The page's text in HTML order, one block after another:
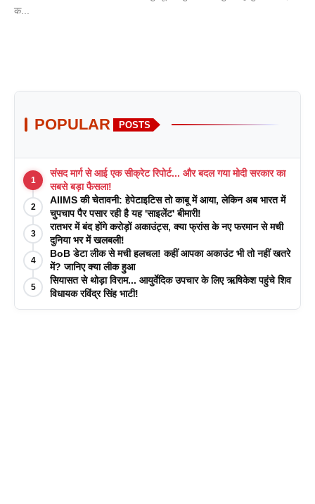
क...
POPULAR POSTS
1
संसद मार्ग से आई एक सीक्रेट रिपोर्ट... और बदल गया मोदी सरकार का
सबसे बड़ा फैसला!
2
AIIMS की चेतावनी: हेपेटाइटिस तो काबू में आया, लेकिन अब भारत में
चुपचाप पैर पसार रही है यह 'साइलेंट' बीमारी!
3
रातभर में बंद होंगे करोड़ों अकाउंट्स, क्या फ्रांस के नए फरमान से मची
दुनिया भर में खलबली!
4
BoB डेटा लीक से मची हलचल! कहीं आपका अकाउंट भी तो नहीं खतरे
में? जानिए क्या लीक हुआ
5
सियासत से थोड़ा विराम... आयुर्वेदिक उपचार के लिए ऋषिकेश पहुंचे शिव
विधायक रविंद्र सिंह भाटी!